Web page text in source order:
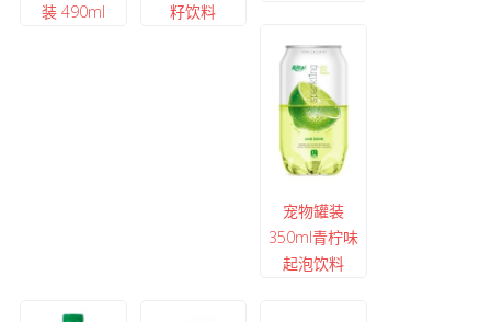
装 490ml
籽饮料
宠物罐装
350ml青柠味
起泡饮料